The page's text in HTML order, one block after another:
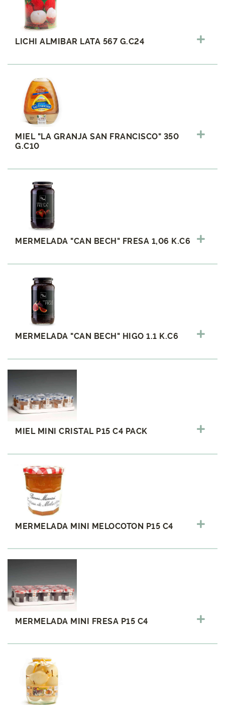
LICHI ALMIBAR LATA 567 G.C24
MIEL "LA GRANJA SAN FRANCISCO" 350
G.C10
MERMELADA "CAN BECH" FRESA 1,06 K.C6
MERMELADA "CAN BECH" HIGO 1.1 K.C6
MIEL MINI CRISTAL P15 C4 PACK
MERMELADA MINI MELOCOTON P15 C4
MERMELADA MINI FRESA P15 C4